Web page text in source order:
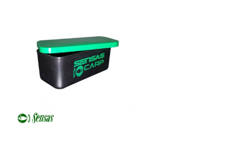
Márkák
Mohosz Versenynaptár 2025